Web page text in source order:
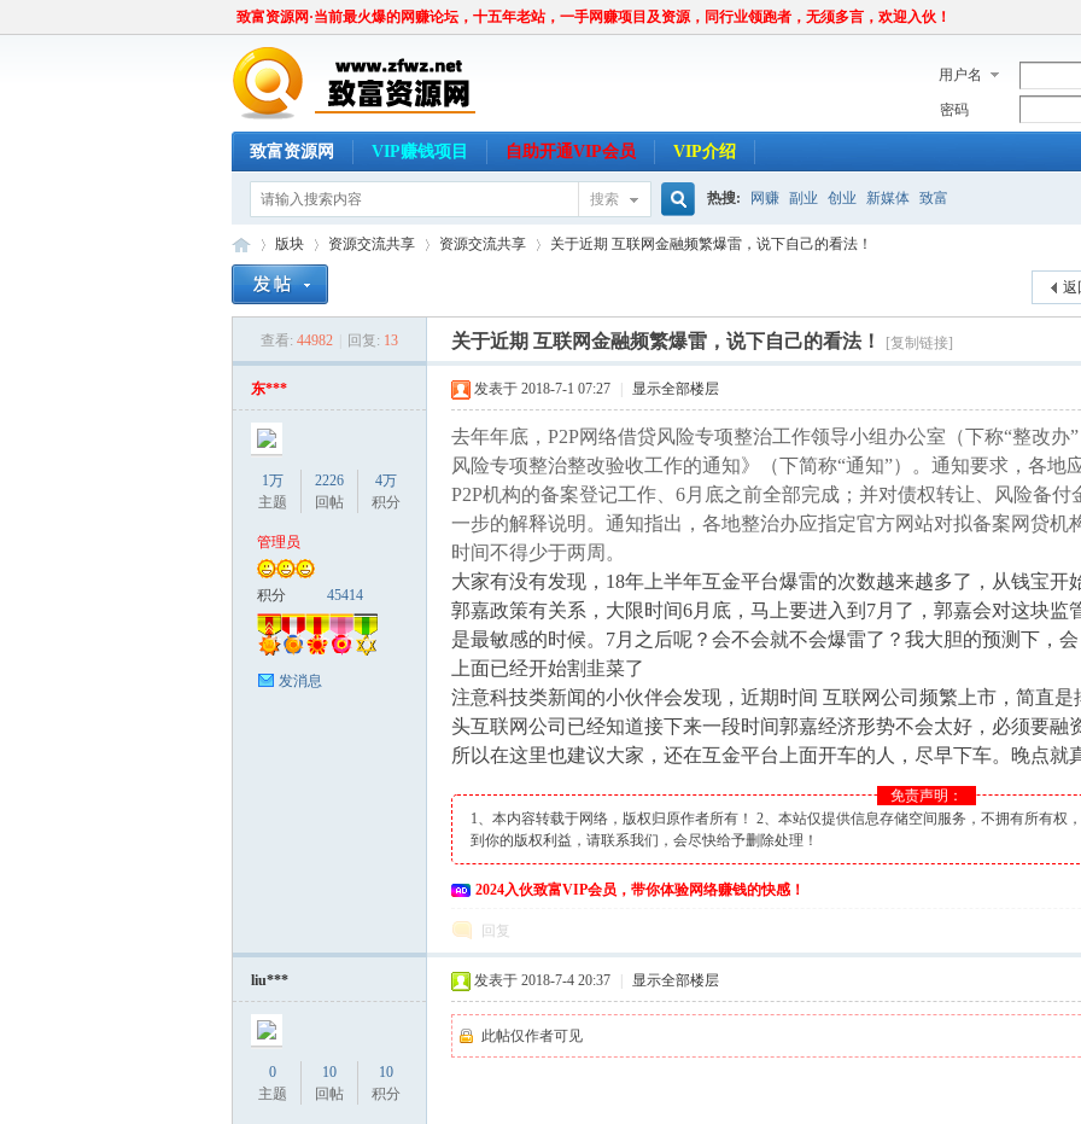
致富资源网·当前最火爆的网赚论坛，十五年老站，一手网赚项目及资源，同行业领跑者，无须多言，欢迎入伙！
用户名
密码
致富资源网 VIP赚钱项目 自助开通VIP会员 VIP介绍
搜索
搜
索
热搜: 网赚 副业 创业 新媒体 致富
版块
›
资源交流共享 资源交流共享
›
关于近期 互联网金融频繁爆雷，说下自己的看法！
返
查看: 44982 回复: 13 关于近期 互联网金融频繁爆雷，说下自己的看法！ [复制链接]
东***
1万
主题
2226
回帖
4万
积分
管理员
积分 45414
发消息
发表于 2018-7-1 07:27 显示全部楼层
去年年底，P2P网络借贷风险专项整治工作领导小组办公室（下称“整改办
风险专项整治整改验收工作的通知》（下简称“通知”）。通知要求，各地
P2P机构的备案登记工作、6月底之前全部完成；并对债权转让、风险备
一步的解释说明。通知指出，各地整治办应指定官方网站对拟备案网贷机
时间不得少于两周。
大家有没有发现，18年上半年互金平台爆雷的次数越来越多了，从钱宝开
郭嘉政策有关系，大限时间6月底，马上要进入到7月了，郭嘉会对这块监
是最敏感的时候。7月之后呢？会不会就不会爆雷了？我大胆的预测下，
上面已经开始割韭菜了
注意科技类新闻的小伙伴会发现，近期时间 互联网公司频繁上市，简直
头互联网公司已经知道接下来一段时间郭嘉经济形势不会太好，必须要融
所以在这里也建议大家，还在互金平台上面开车的人，尽早下车。晚点就
免责声明：
1、本内容转载于网络，版权归原作者所有！ 2、本站仅提供信息存储空间服务，不拥有所有权
到你的版权利益，请联系我们，会尽快给予删除处理！
2024入伙致富VIP会员，带你体验网络赚钱的快感！
回复
liu***
0
主题
10
回帖
10
积分
发表于 2018-7-4 20:37 显示全部楼层
此帖仅作者可见